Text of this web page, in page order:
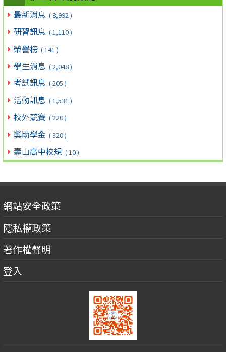
最新消息 ( 8,992 )
研習訊息 ( 1,110 )
榮譽榜 ( 141 )
學生消息 ( 2,048 )
考試訊息 ( 205 )
活動訊息 ( 1,531 )
校外競賽 ( 220 )
獎助學金 ( 320 )
壽山高中校規 ( 10 )
網站安全政策
隱私權政策
著作權聲明
登入